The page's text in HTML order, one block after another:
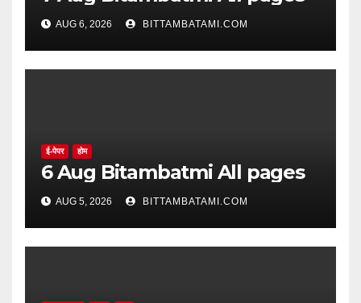
AUG 6, 2026 BITTAMBATAMI.COM
ई-पेपर होम
6 Aug Bitambatmi All pages
AUG 5, 2026 BITTAMBATAMI.COM